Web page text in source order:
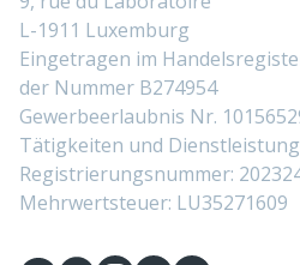
L-1911 Luxemburg
Eingetragen im
der Nummer B274954
Gewerbeerlaubnis Nr.
Tätigkeiten und
Registrierungsnummer:
Mehrwertsteuer: LU35271609